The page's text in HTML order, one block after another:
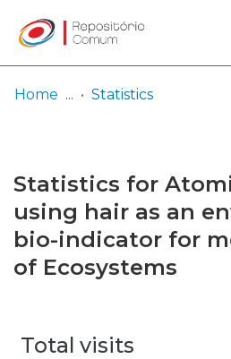
Browse repository
Entities
Log
In
(current)
Home Statistics
Statistics for
using hair as an
bio-indicator for
of Ecosystems
Total visits